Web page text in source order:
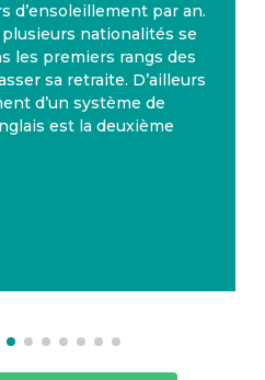
d’ensoleillement par an.
nationalités se
les premiers rangs des
sa retraite. D’ailleurs
d’un système de
est la deuxième